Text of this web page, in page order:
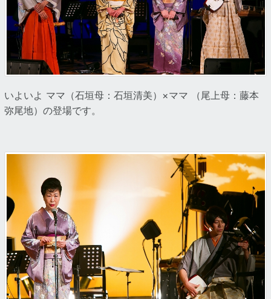
いよいよ ママ（石垣母：石垣清美）×ママ （尾上母：藤本
弥尾地）の登場です。